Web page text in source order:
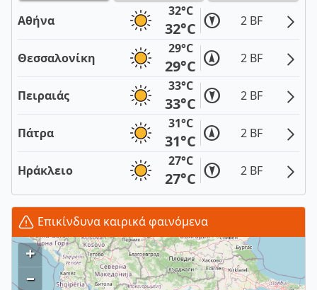
Αθήνα
32°C
32°C 2 BF
Θεσσαλονίκη
29°C
29°C 2 BF
Πειραιάς
33°C
33°C 2 BF
Πάτρα
31°C
31°C 2 BF
Ηράκλειο
27°C
27°C 2 BF
Επικίνδυνα καιρικά φαινόμενα
+
–